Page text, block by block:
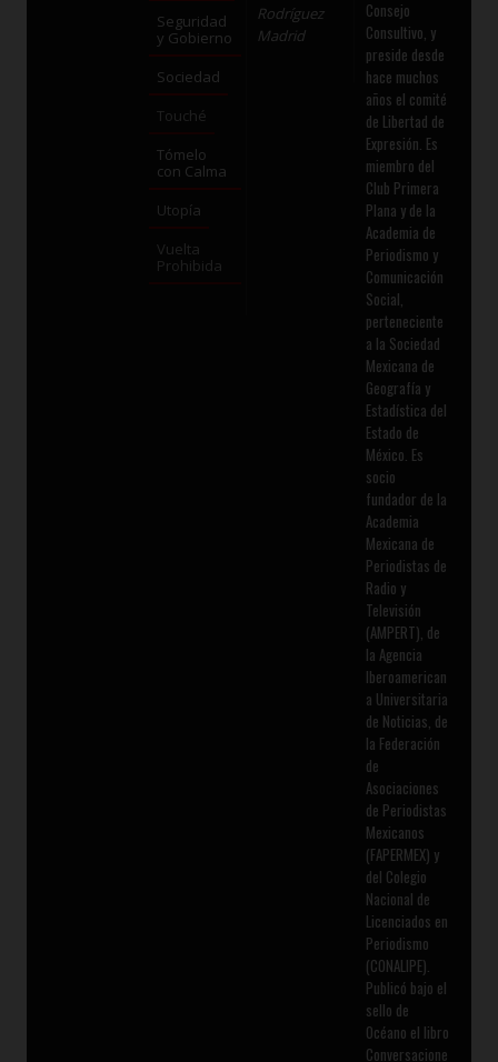
Seguridad
y Gobierno
Sociedad
Touché
Tómelo
con Calma
Utopía
Vuelta
Prohibida
Rodríguez
Madrid
Consejo
Consultivo, y
preside desde
hace muchos
años el comité
de Libertad de
Expresión. Es
miembro del
Club Primera
Plana y de la
Academia de
Periodismo y
Comunicación
Social,
perteneciente
a la Sociedad
Mexicana de
Geografía y
Estadística del
Estado de
México. Es
socio
fundador de la
Academia
Mexicana de
Periodistas de
Radio y
Televisión
(AMPERT), de
la Agencia
Iberoamerican
a Universitaria
de Noticias, de
la Federación
de
Asociaciones
de Periodistas
Mexicanos
(FAPERMEX) y
del Colegio
Nacional de
Licenciados en
Periodismo
(CONALIPE).
Publicó bajo el
sello de
Océano el libro
Conversacione